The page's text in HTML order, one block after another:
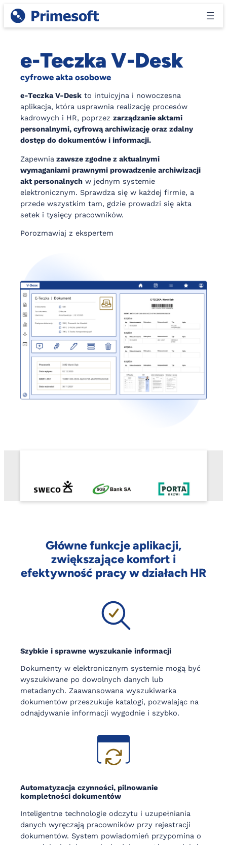
Przejdź
do
treści
e-Teczka V-Desk
cyfrowe akta osobowe
e-Teczka V-Desk to intuicyjna i nowoczesna
aplikacja, która usprawnia realizację procesów
kadrowych i HR, poprzez zarządzanie aktami
personalnymi, cyfrową archiwizację oraz zdalny
dostęp do dokumentów i informacji.
Zapewnia zawsze zgodne z aktualnymi
wymaganiami prawnymi prowadzenie archiwizacji
akt personalnych w jednym systemie
elektronicznym. Sprawdza się w każdej firmie, a
przede wszystkim tam, gdzie prowadzi się akta
setek i tysięcy pracowników.
Porozmawiaj z ekspertem
Główne funkcje aplikacji,
zwiększające komfort i
efektywność pracy w działach HR
Szybkie i sprawne wyszukanie informacji
Dokumenty w elektronicznym systemie mogą być
wyszukiwane po dowolnych danych lub
metadanych. Zaawansowana wyszukiwarka
dokumentów przeszukuje katalogi, pozwalając na
odnajdywanie informacji wygodnie i szybko.
Automatyzacja czynności, pilnowanie
kompletności dokumentów
Inteligentne technologie odczytu i uzupełniania
danych wyręczają pracowników przy rejestracji
dokumentów. System powiadomień przypomina o